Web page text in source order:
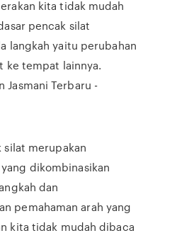
kita tidak mudah
pencak silat
langkah yaitu perubahan
ke tempat lainnya.
Jasmani Terbaru -
silat merupakan
dikombinasikan
dan
pemahaman arah yang
kita tidak mudah dibaca